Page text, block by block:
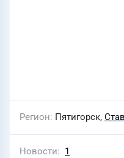
Регион Пятигорск,
Новости 1